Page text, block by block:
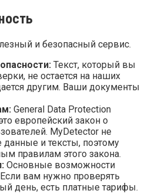
и безопасный сервис.
Текст, который вы
не остается на наших
другим. Ваши документы
General Data Protection
европейский закон о
MyDetector не
и тексты, поэтому
правилам этого закона.
Основные возможности
вам нужно проверять
день, есть платные тарифы.